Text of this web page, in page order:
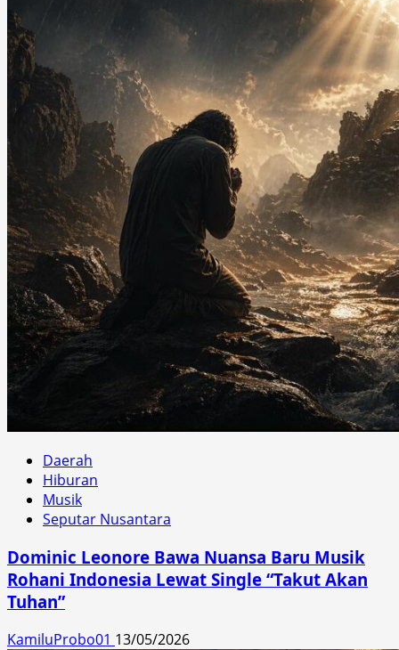
Daerah
Hiburan
Musik
Seputar Nusantara
Dominic Leonore Bawa Nuansa Baru Musik
Rohani Indonesia Lewat Single “Takut Akan
Tuhan”
KamiluProbo01 13/05/2026